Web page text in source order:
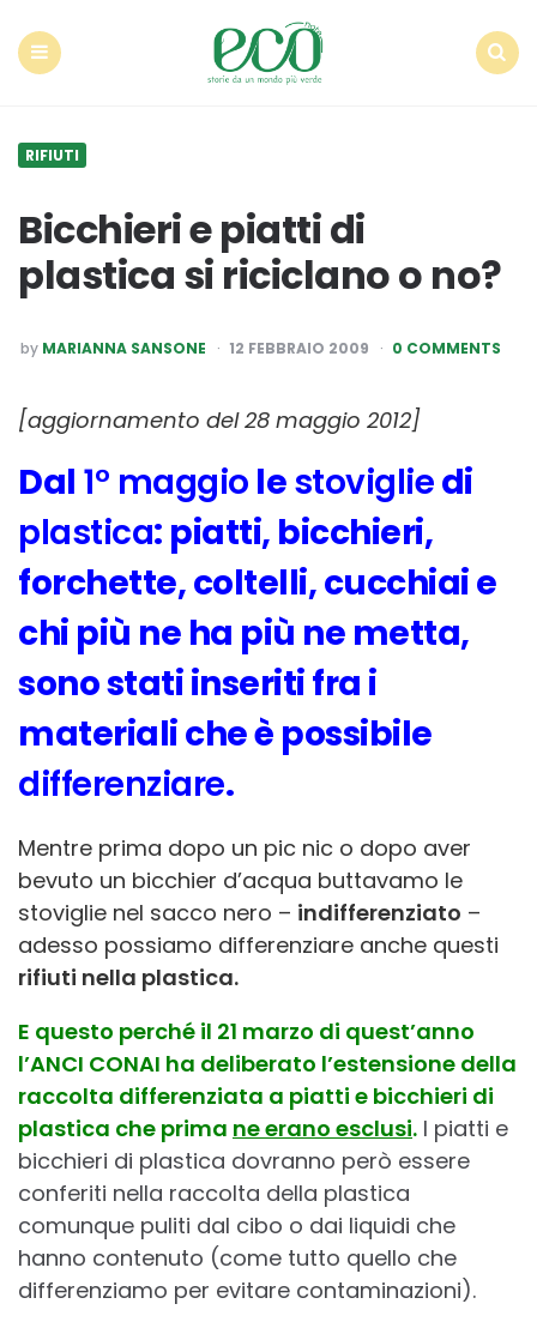
RIFIUTI
Bicchieri e piatti di
plastica si riciclano o no?
POSTED
BY
by MARIANNA SANSONE 12 FEBBRAIO 2009 0 COMMENTS
[aggiornamento del 28 maggio 2012]
Dal 1° maggio lestovigliedi
plastica: piatti, bicchieri,
forchette, coltelli, cucchiai e
chi più ne ha più ne metta,
sono stati inseriti fra i
materiali che è possibile
differenziare.
Mentre prima dopo un pic nic o dopo aver
bevuto un bicchier d’acqua buttavamo le
stoviglie nel sacco nero – indifferenziato –
adesso possiamo differenziare anche questi
rifiuti nella plastica.
E questo perché il 21 marzo di quest’anno
l’ANCI CONAI ha deliberato l’estensione della
raccolta differenziata a piatti e bicchieri di
plastica che prima ne erano esclusi. I piatti e
bicchieri di plastica dovranno però essere
conferiti nella raccolta della plastica
comunque puliti dal cibo o dai liquidi che
hanno contenuto (come tutto quello che
differenziamo per evitare contaminazioni).